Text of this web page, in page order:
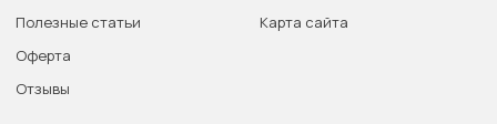
Полезные статьи
Оферта
Отзывы
Карта сайта